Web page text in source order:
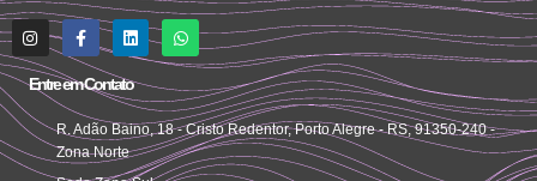
Entre em Contato
R. Adão Baino, 18 - Cristo Redentor, Porto Alegre - RS, 91350-240 -
Zona Norte